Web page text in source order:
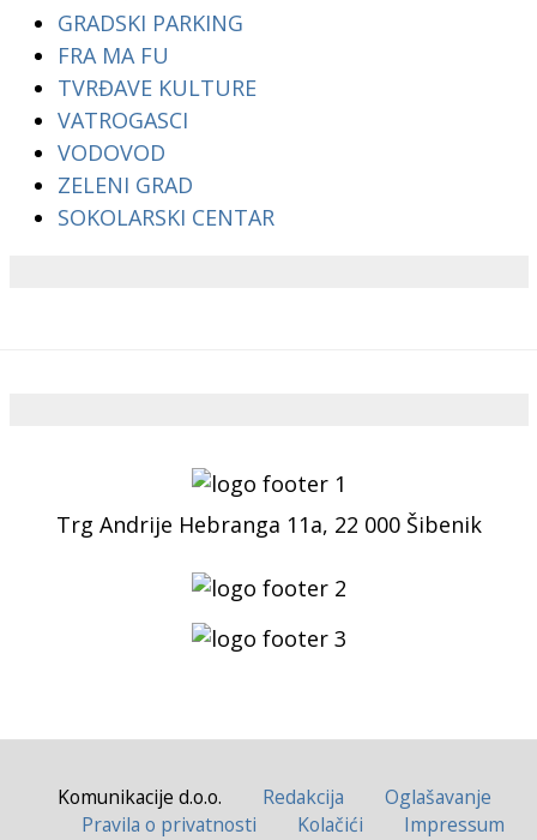
GRADSKI PARKING
FRA MA FU
TVRĐAVE KULTURE
VATROGASCI
VODOVOD
ZELENI GRAD
SOKOLARSKI CENTAR
Trg Andrije Hebranga 11a, 22 000 Šibenik
Komunikacije d.o.o. Redakcija
Oglašavanje
Pravila o privatnosti
Kolačići
Impressum